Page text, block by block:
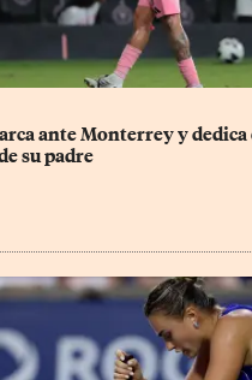
ante Monterrey y dedica
su padre